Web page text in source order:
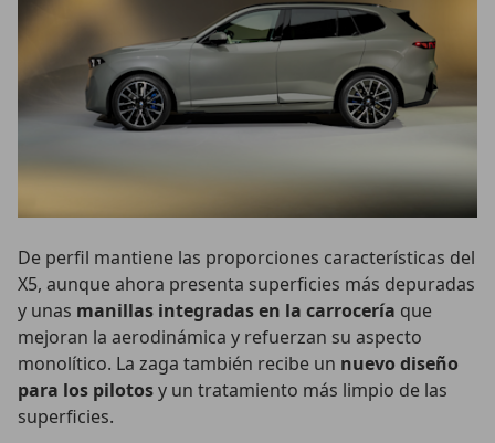
De perfil mantiene las proporciones características del
X5, aunque ahora presenta superficies más depuradas
y unas manillas integradas en la carrocería que
mejoran la aerodinámica y refuerzan su aspecto
monolítico. La zaga también recibe un nuevo diseño
para los pilotosy un tratamiento más limpio de las
superficies.